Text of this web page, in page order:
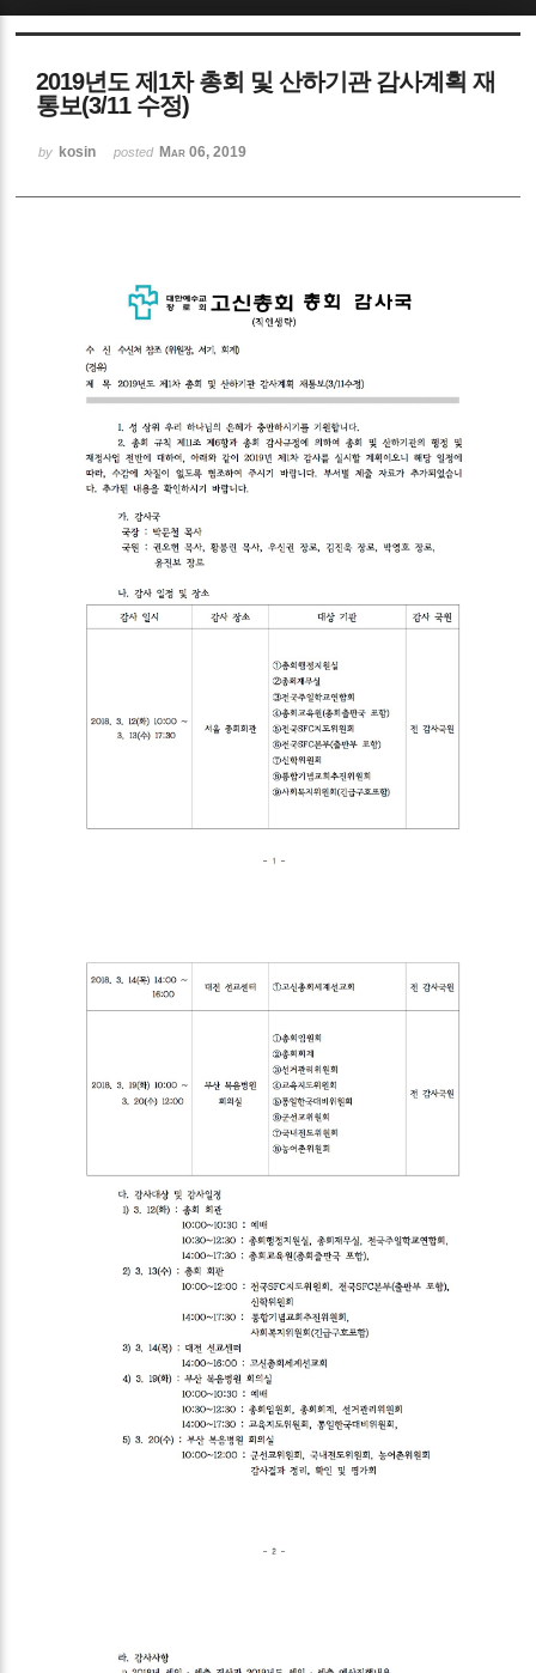
2019년도 제1차 총회 및 산하기관 감사계획 재
통보(3/11 수정)
by kosin posted Mar 06, 2019
Sketchbook5, 스케치북5
Sketchbook5, 스케치북5